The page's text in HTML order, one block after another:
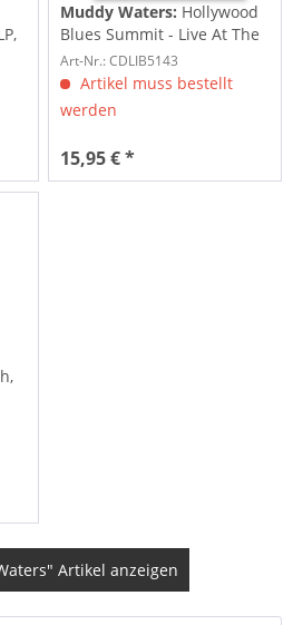
Muddy Waters: Hollywood
Blues Summit - Live At The
Ash Grove...
Art-Nr.: CDLIB5143
Artikel muss bestellt
werden
15,95 € *
Artikel anzeigen